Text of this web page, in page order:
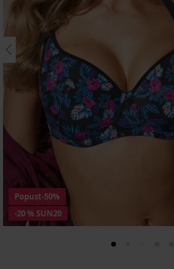
-20 % SUN20
Popust-50%